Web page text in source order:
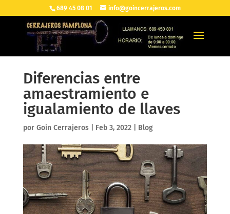
689 45 08 01 info@goincerrajeros.com
Diferencias entre
amaestramiento e
igualamiento de llaves
por Goin Cerrajeros| Feb 3, 2022| Blog